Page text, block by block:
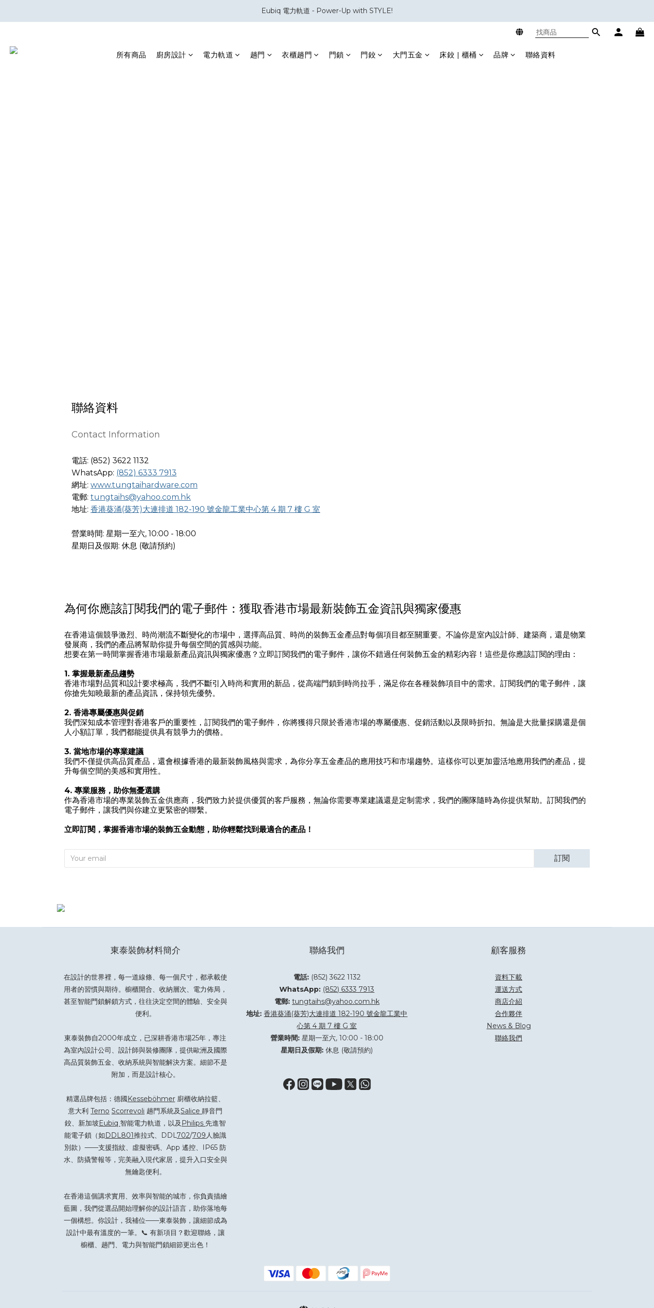
會員積分換領百佳 HK$50 購物禮券
Eubiq 電力軌道 - Power-Up with STYLE!
所有商品 廚房設計 電力軌道 趟門 衣櫃趟門 門鎖 門鉸 大門五金 床鉸 | 櫃桶 品牌 聯絡資料
聯絡資料
Contact Information
電話: (852) 3622 1132
WhatsApp: (852) 6333 7913
網址: www.tungtaihardware.com
電郵: tungtaihs@yahoo.com.hk
地址: 香港葵涌(葵芳)大連排道 182-190 號金龍工業中心第 4 期 7 樓 G 室
營業時間: 星期一至六, 10:00 - 18:00
星期日及假期: 休息 (敬請預約)
為何你應該訂閱我們的電子郵件：獲取香港市場最新裝飾五金資訊與獨家優惠
在香港這個競爭激烈、時尚潮流不斷變化的市場中，選擇高品質、時尚的裝飾五金產品對每個項目都至關重要。不論你是室內設計師、建築商，還是物業
發展商，我們的產品將幫助你提升每個空間的質感與功能。
想要在第一時間掌握香港市場最新產品資訊與獨家優惠？立即訂閱我們的電子郵件，讓你不錯過任何裝飾五金的精彩內容！這些是你應該訂閱的理由：
1. 掌握最新產品趨勢
香港市場對品質和設計要求極高，我們不斷引入時尚和實用的新品，從高端門鎖到時尚拉手，滿足你在各種裝飾項目中的需求。訂閱我們的電子郵件，讓
你搶先知曉最新的產品資訊，保持領先優勢。
2. 香港專屬優惠與促銷
我們深知成本管理對香港客戶的重要性，訂閱我們的電子郵件，你將獲得只限於香港市場的專屬優惠、促銷活動以及限時折扣。無論是大批量採購還是個
人小額訂單，我們都能提供具有競爭力的價格。
3. 當地市場的專業建議
我們不僅提供高品質產品，還會根據香港的最新裝飾風格與需求，為你分享五金產品的應用技巧和市場趨勢。這樣你可以更加靈活地應用我們的產品，提
升每個空間的美感和實用性。
4. 專業服務，助你無憂選購
作為香港市場的專業裝飾五金供應商，我們致力於提供優質的客戶服務，無論你需要專業建議還是定制需求，我們的團隊隨時為你提供幫助。訂閱我們的
電子郵件，讓我們與你建立更緊密的聯繫。
立即訂閱，掌握香港市場的裝飾五金動態，助你輕鬆找到最適合的產品！
訂閱
東泰裝飾材料簡介
在設計的世界裡，每一道線條、每一個尺寸，都承載使
用者的習慣與期待。櫥櫃開合、收納層次、電力佈局，
甚至智能門鎖解鎖方式，往往決定空間的體驗、安全與
便利。
東泰裝飾自2000年成立，已深耕香港市場25年，專注
為室內設計公司、設計師與裝修團隊，提供歐洲及國際
高品質裝飾五金、收納系統與智能解決方案。細節不是
附加，而是設計核心。
精選品牌包括：德國Kesseböhmer 廚櫃收納拉籃、
意大利Terno Scorrevoli 趟門系統及Salice 靜音門
鉸、新加坡Eubiq 智能電力軌道，以及 Philips先進智
能電子鎖（如DDL801推拉式、DDL702/709人臉識
別款）——支援指紋、虛擬密碼、App 遙控、IP65 防
水、防撬警報等，完美融入現代家居，提升入口安全與
無鑰匙便利。
在香港這個講求實用、效率與智能的城市，你負責描繪
藍圖，我們從選品開始理解你的設計語言，助你落地每
一個構想。你設計，我補位——東泰裝飾，讓細節成為
設計中最有溫度的一筆。📞 有新項目？歡迎聯絡，讓
櫥櫃、趟門、電力與智能門鎖細節更出色！
聯絡我們
電話:(852) 3622 1132
WhatsApp: (852) 6333 7913
電郵: tungtaihs@yahoo.com.hk
地址: 香港葵涌(葵芳)大連排道 182-190 號金龍工業中
心第 4 期 7 樓 G 室
營業時間:星期一至六, 10:00 - 18:00
星期日及假期: 休息 (敬請預約)
顧客服務
資料下載
運送方式
商店介紹
合作夥伴
News & Blog
聯絡我們